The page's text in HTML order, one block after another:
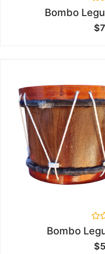
en
0
de
Bombo
$
en
0
de
Bombo
$